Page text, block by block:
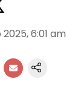
6:01 am